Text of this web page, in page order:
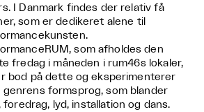
I Danmark findes der relativ få
som er dedikeret alene til
som afholdes den
fredag i måneden i rum46s lokaler,
bod på dette og eksperimenterer
genrens formsprog, som blander
foredrag, lyd, installation og dans.